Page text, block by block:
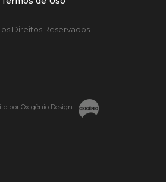
os Direitos Reservados
por Oxigênio Design